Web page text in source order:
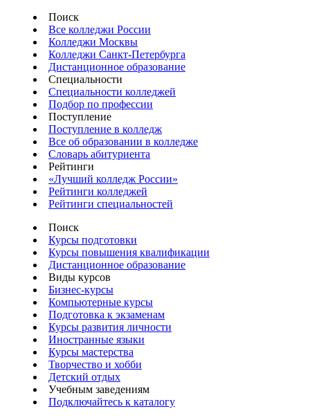
Поиск
Все колледжи России
Колледжи Москвы
Колледжи Санкт-Петербурга
Дистанционное образование
Специальности
Специальности колледжей
Подбор по профессии
Поступление
Поступление в колледж
Все об образовании в колледже
Словарь абитуриента
Рейтинги
«Лучший колледж России»
Рейтинги колледжей
Рейтинги специальностей
Поиск
Курсы подготовки
Курсы повышения квалификации
Дистанционное образование
Виды курсов
Бизнес-курсы
Компьютерные курсы
Подготовка к экзаменам
Курсы развития личности
Иностранные языки
Курсы мастерства
Творчество и хобби
Детский отдых
Учебным заведениям
Подключайтесь к каталогу